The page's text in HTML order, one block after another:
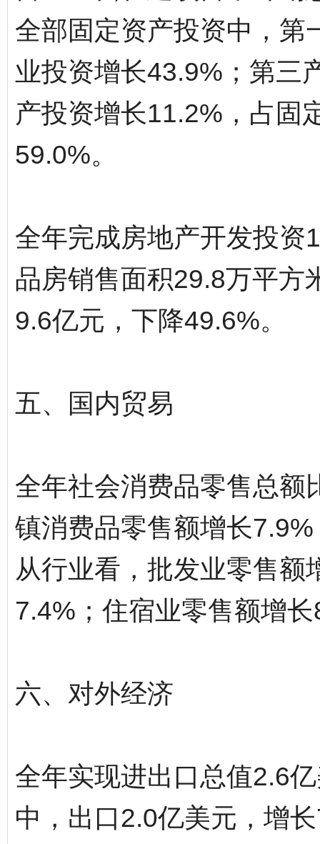
全部固定资产投资中，第
业投资增长43.9%；第三
产投资增长11.2%，占固
59.0%。
全年完成房地产开发投资
品房销售面积29.8万平方
9.6亿元，下降49.6%。
五、国内贸易
全年社会消费品零售总额
镇消费品零售额增长
从行业看，批发业零售额
7.4%；住宿业零售额增
六、对外经济
全年实现进出口总值2.6
中，出口2.0亿美元，增